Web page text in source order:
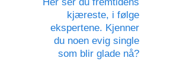
kjæreste, i følge
ekspertene. Kjenner
du noen evig single
som blir glade nå?